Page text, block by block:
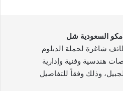
السعودية شل
شاغرة لحملة الدبلوم
هندسية وفنية وإدارية
وذلك وفقاً للتفاصيل